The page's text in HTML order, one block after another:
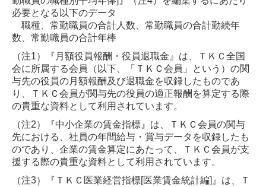
必要となる以下のデータ
職種、常勤職員の合計人数、常勤職員の合計勤続年
数、常勤職員の合計年棒
（注1）『月額役員報酬・役員退職金』は、ＴＫＣ全国
会に所属する会員（以下、「ＴＫＣ会員」という）の関
与先の役員の月額報酬及び退職金を収録したものであ
り、ＴＫＣ会員が関与先の役員の適正報酬を算定する際
の貴重な資料として利用されています。
（注2）『中小企業の賃金指標』は、ＴＫＣ会員の関与
先における、社員の年間給与・賞与データを収録したも
のであり、企業の賃金算定にあたって、ＴＫＣ会員が支
援する際の貴重な資料として利用されています。
（注3）『ＴＫＣ医業経営指標[医業賃金統計編]』は、Ｔ